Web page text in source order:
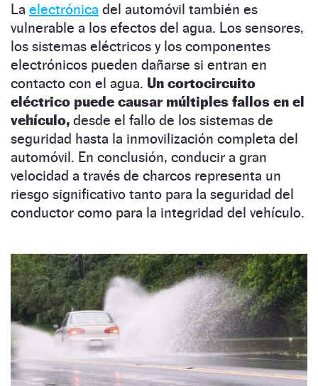
La electrónica del automóvil también es
vulnerable a los efectos del agua. Los sensores,
los sistemas eléctricos y los componentes
electrónicos pueden dañarse si entran en
contacto con el agua. Un cortocircuito
eléctrico puede causar múltiples fallos en el
vehículo, desde el fallo de los sistemas de
seguridad hasta la inmovilización completa del
automóvil. En conclusión, conducir a gran
velocidad a través de charcos representa un
riesgo significativo tanto para la seguridad del
conductor como para la integridad del vehículo.